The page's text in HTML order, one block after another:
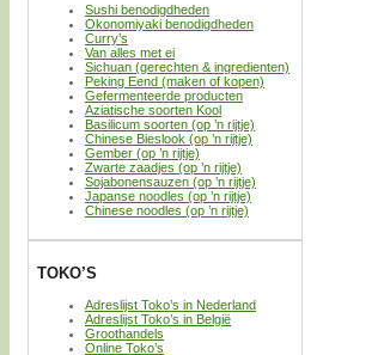
Sushi benodigdheden
Okonomiyaki benodigdheden
Curry’s
Van alles met ei
Sichuan (gerechten & ingredienten)
Peking Eend (maken of kopen)
Gefermenteerde producten
Aziatische soorten Kool
Basilicum soorten (op ’n rijtje)
Chinese Bieslook (op ’n rijtje)
Gember (op ’n rijtje)
Zwarte zaadjes (op ’n rijtje)
Sojabonensauzen (op ’n rijtje)
Japanse noodles (op ’n rijtje)
Chinese noodles (op ’n rijtje)
TOKO’S
Adreslijst Toko’s in Nederland
Adreslijst Toko’s in België
Groothandels
Online Toko’s